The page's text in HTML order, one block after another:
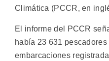
Climática (PCCR, en
El informe del PCCR
había 23 631
embarcaciones